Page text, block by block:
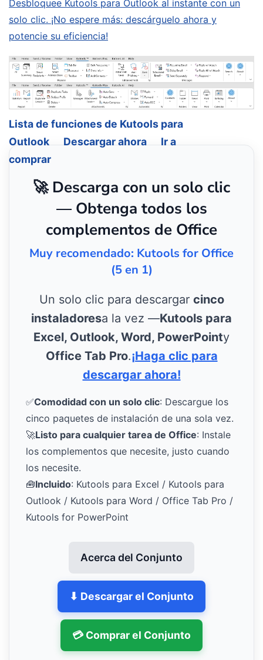
Desbloquee Kutools para Outlook al instante con un
solo clic. ¡No espere más: descárguelo ahora y
potencie su eficiencia!
Lista de funciones de Kutools para
Outlook
Descargar ahora
Ir a
comprar
🚀 Descarga con un solo clic
— Obtenga todos los
complementos de Office
Muy recomendado: Kutools for Office
(5 en 1)
Un solo clic para descargar cinco
instaladoresa la vez —Kutools para
Excel, Outlook, Word, PowerPointy
Office Tab Pro.¡Haga clic para
descargar ahora!
✅Comodidad con un solo clic: Descargue los
cinco paquetes de instalación de una sola vez.
🚀Listo para cualquier tarea de Office: Instale
los complementos que necesite, justo cuando
los necesite.
🧰Incluido: Kutools para Excel / Kutools para
Outlook / Kutools para Word / Office Tab Pro /
Kutools for PowerPoint
Acerca del Conjunto
⬇ Descargar el Conjunto
💳 Comprar el Conjunto